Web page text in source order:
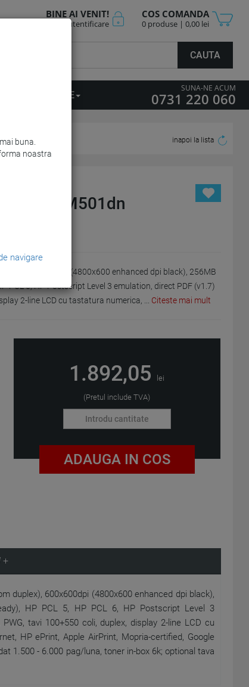
BINE AI VENIT!
Autentificare
COS COMANDA
0 produse | 0,00 lei
CAUTA
PERSONALIZARE
SUNA-NE ACUM
0731 220 060
inapoi la lista
Pro, M501dn
600x600dpi (4800x600 enhanced dpi black), 256MB
PCL 6, HP Postscript Level 3 emulation, direct PDF (v1.7)
2-line LCD cu tastatura numerica,
Citeste mai mult
1.892,05 lei
(Pretul include TVA)
ADAUGA IN COS
+
duplex), 600x600dpi (4800x600 enhanced dpi black),
HP PCL 5, HP PCL 6, HP Postscript Level 3
tavi 100+550 coli, duplex, display 2-line LCD cu
HP ePrint, Apple AirPrint, Mopria-certified, Google
1.500 - 6.000 pag/luna, toner in-box 6k; optional tava
buna.
noastra
navigare